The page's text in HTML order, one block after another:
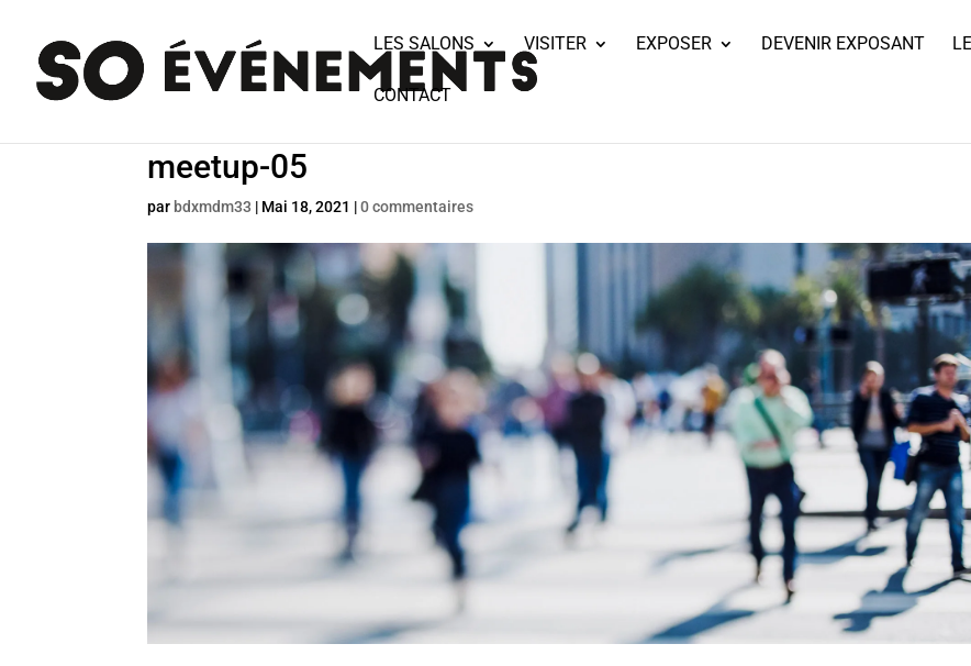
LES SALONS VISITER EXPOSER DEVENIR EXPOSANT
CONTACT
meetup-05
par bdxmdm33 | Mai 18, 2021 |0 commentaires